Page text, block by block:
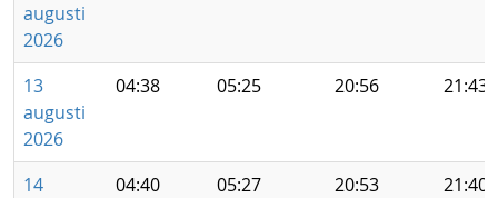
augusti
2026
13
augusti
2026
04:38 05:25 20:56 21:43
14
04:40 05:27 20:53 21:40